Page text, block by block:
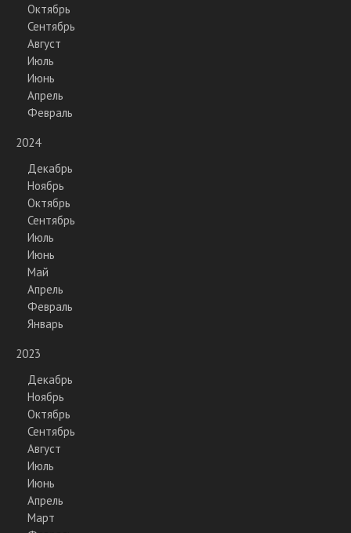
Октябрь
Сентябрь
Август
Июль
Июнь
Апрель
Февраль
2024
Декабрь
Ноябрь
Октябрь
Сентябрь
Июль
Июнь
Май
Апрель
Февраль
Январь
2023
Декабрь
Ноябрь
Октябрь
Сентябрь
Август
Июль
Июнь
Апрель
Март